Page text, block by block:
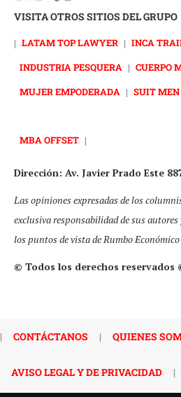
VISITA OTROS SITIOS DEL GRUPO
| LATAM TOP LAWYER | INCA
INDUSTRIA PESQUERA | CUERPO
MUJER EMPODERADA | SUIT MEN
MBA OFFSET |
Dirección: Av. Javier Prado Este
Las opiniones expresadas de los
exclusiva responsabilidad de sus
los puntos de vista de Rumbo
© Todos los derechos reservados
| CONTÁCTANOS | QUIENES
AVISO LEGAL Y DE PRIVACIDAD |